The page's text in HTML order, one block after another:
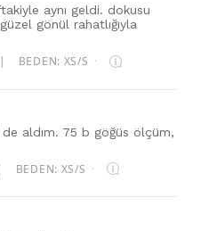
aynı geldi. dokusu
gönül rahatlığıyla
BEDEN: XS/S ·
aldım. 75 b göğüs ölçüm,
BEDEN: XS/S ·